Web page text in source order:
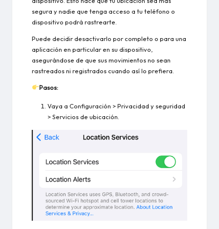
segura y nadie que tenga acceso a tu teléfono o
dispositivo podrá rastrearte.
Puede decidir desactivarlo por completo o para una
aplicación en particular en su dispositivo,
asegurándose de que sus movimientos no sean
rastreados ni registrados cuando así lo prefiera.
Pasos:
Vaya a Configuración > Privacidad y seguridad
> Servicios de ubicación.